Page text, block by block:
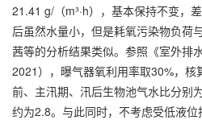
21.41 g/（m³·h），基本保持不变，
后虽然水量小，但是耗氧污染物负荷
茜等的分析结果类似。参照《室外排
2021），曝气器氧利用率取30%，核
前、主汛期、汛后生物池气水比分别
约为2.8。与此同时，不考虑受低液